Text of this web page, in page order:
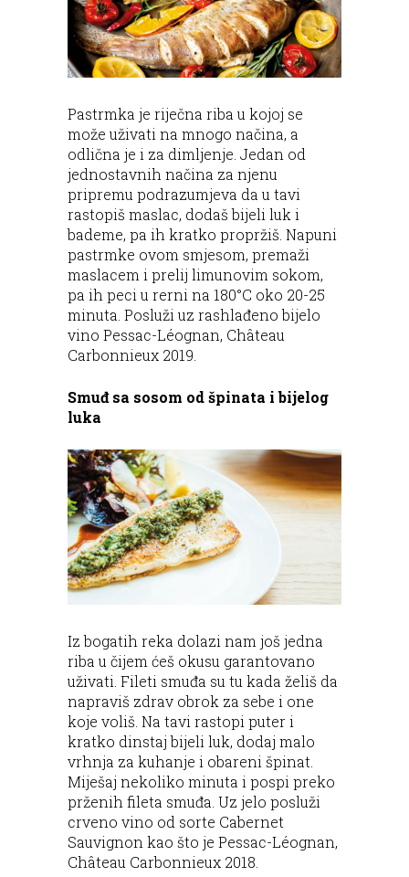
Pastrmka je riječna riba u kojoj se
može uživati na mnogo načina, a
odlična je i za dimljenje. Jedan od
jednostavnih načina za njenu
pripremu podrazumjeva da u tavi
rastopiš maslac, dodaš bijeli luk i
bademe, pa ih kratko propržiš. Napuni
pastrmke ovom smjesom, premaži
maslacem i prelij limunovim sokom,
pa ih peci u rerni na 180°C oko 20-25
minuta. Posluži uz rashlađeno bijelo
vino Pessac-Léognan, Château
Carbonnieux 2019.
Smuđ sa sosom od špinata i bijelog
luka
Iz bogatih reka dolazi nam još jedna
riba u čijem ćeš okusu garantovano
uživati. Fileti smuđa su tu kada želiš da
napraviš zdrav obrok za sebe i one
koje voliš. Na tavi rastopi puter i
kratko dinstaj bijeli luk, dodaj malo
vrhnja za kuhanje i obareni špinat.
Miješaj nekoliko minuta i pospi preko
prženih fileta smuđa. Uz jelo posluži
crveno vino od sorte Cabernet
Sauvignon kao što je Pessac-Léognan,
Château Carbonnieux 2018.